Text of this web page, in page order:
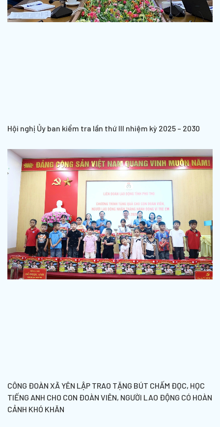
Hội nghị Ủy ban kiểm tra lần thứ III nhiệm kỳ 2025 – 2030
CÔNG ĐOÀN XÃ YÊN LẬP TRAO TẶNG BÚT CHẤM ĐỌC, HỌC
TIẾNG ANH CHO CON ĐOÀN VIÊN, NGƯỜI LAO ĐỘNG CÓ HOÀN
CẢNH KHÓ KHĂN